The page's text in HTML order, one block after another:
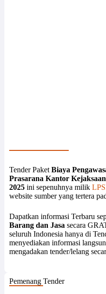
Tender Paket Biaya
Prasarana Kantor
2025 ini sepenuhnya milik
website sumber yang tertera
Dapatkan informasi Terbaru
Barang dan Jasa secara
seluruh Indonesia hanya di
menyediakan informasi
mengadakan tender/lelang
Pemenang Tender